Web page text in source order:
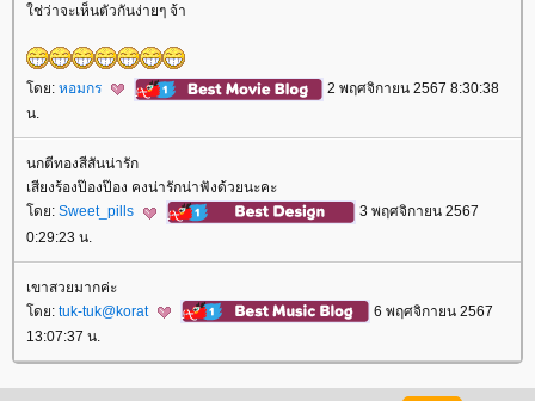
ช่ว่าจะเห็นตัวกันง่ายๆ จ้า
ดย: หอมกร
2 พฤศจิกายน 2567 8:30:38
น.
นกตีทองสีสันน่ารัก
เสียงร้องป๊องป๊อง คงน่ารักน่าฟังด้วยนะคะ
ดย: Sweet_pills
3 พฤศจิกายน 2567
0:29:23 น.
เขาสวยมากค่ะ
ดย: tuk-tuk@korat
6 พฤศจิกายน 2567
13:07:37 น.